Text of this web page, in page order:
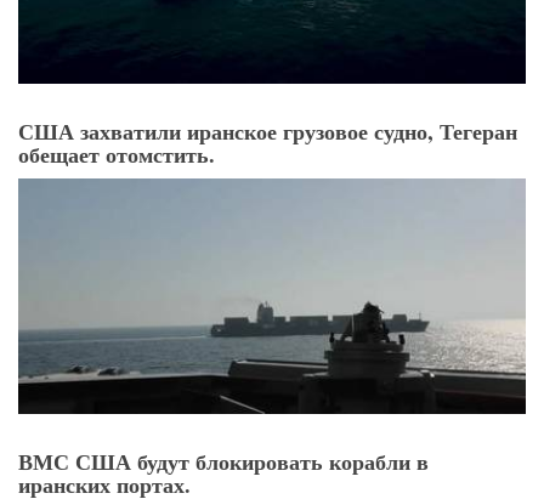
США захватили иранское грузовое судно, Тегеран
обещает отомстить.
ВМС США будут блокировать корабли в
иранских портах.